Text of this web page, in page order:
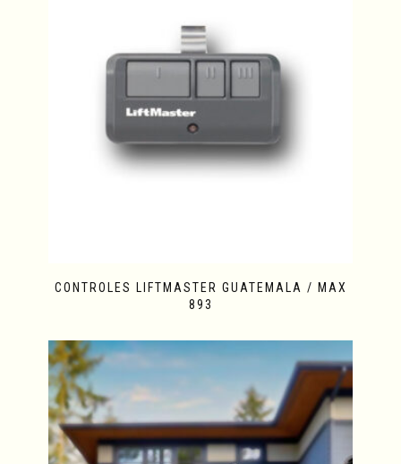
CONTROLES LIFTMASTER GUATEMALA / MAX
893